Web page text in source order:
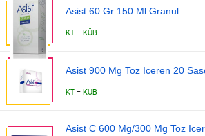
Asist 60 Gr 150 Ml Granul
KT - KÜB
Asist 900 Mg Toz Iceren 20
KT - KÜB
Asist C 600 Mg/300 Mg Toz